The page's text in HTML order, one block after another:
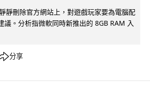
靜刪除官方網站上，對遊戲玩家要為電腦配
議。分析指微軟同時新推出的 8GB RAM 入
分享